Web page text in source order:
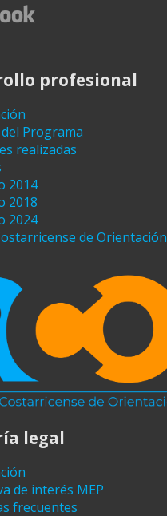
profesional
Programa
realizadas
2014
2018
2024
de Orientación
legal
de interés MEP
frecuentes